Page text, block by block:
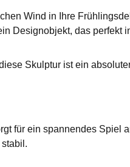
Wind in Ihre
Designobjekt, das perfekt
Skulptur ist ein
für ein spannendes Spiel